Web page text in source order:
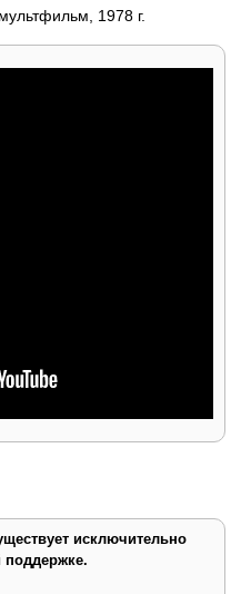
1978 г.
исключительно
поддержке.